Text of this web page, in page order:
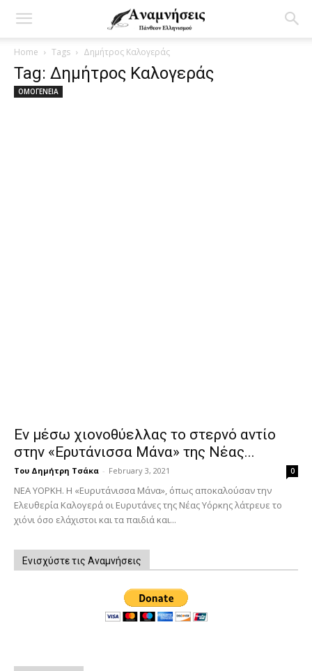
Home Tags Δημήτρος Καλογεράς
Tag: Δημήτρος Καλογεράς
ΟΜΟΓΕΝΕΙΑ
Εν μέσω χιονοθύελλας το στερνό αντίο
στην «Ερυτάνισσα Μάνα» της Νέας...
Του Δημήτρη Τσάκα - February 3, 2021 0
ΝΕΑ ΥΟΡΚΗ. Η «Ευρυτάνισσα Μάνα», όπως αποκαλούσαν την
Ελευθερία Καλογερά οι Ευρυτάνες της Νέας Υόρκης λάτρευε το
χιόνι όσο ελάχιστοι και τα παιδιά και...
Ενισχύστε τις Αναμνήσεις